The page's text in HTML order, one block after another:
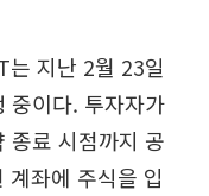
는 지난 2월 23일
중이다. 투자자가
종료 시점까지 공
좌에 주식을 입